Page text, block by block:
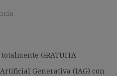
GRATUITA.
Generativa (IAG) con